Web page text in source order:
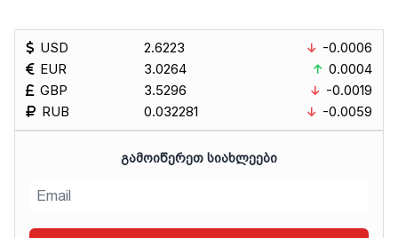
USD
EUR
GBP
RUB
2.6223
3.0264
3.5296
0.032281
-0.0006
0.0004
-0.0019
-0.0059
ᲒᲐᲛᲝᲘᲬᲔᲠᲔᲗ ᲡᲘᲐᲮᲚᲔᲔᲑᲘ